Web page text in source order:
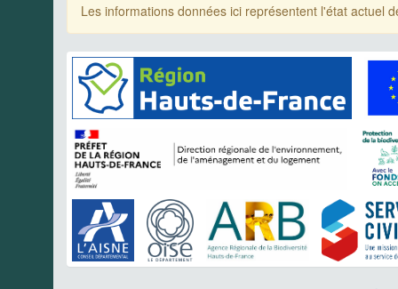
Les informations données ici représentent l'état actuel